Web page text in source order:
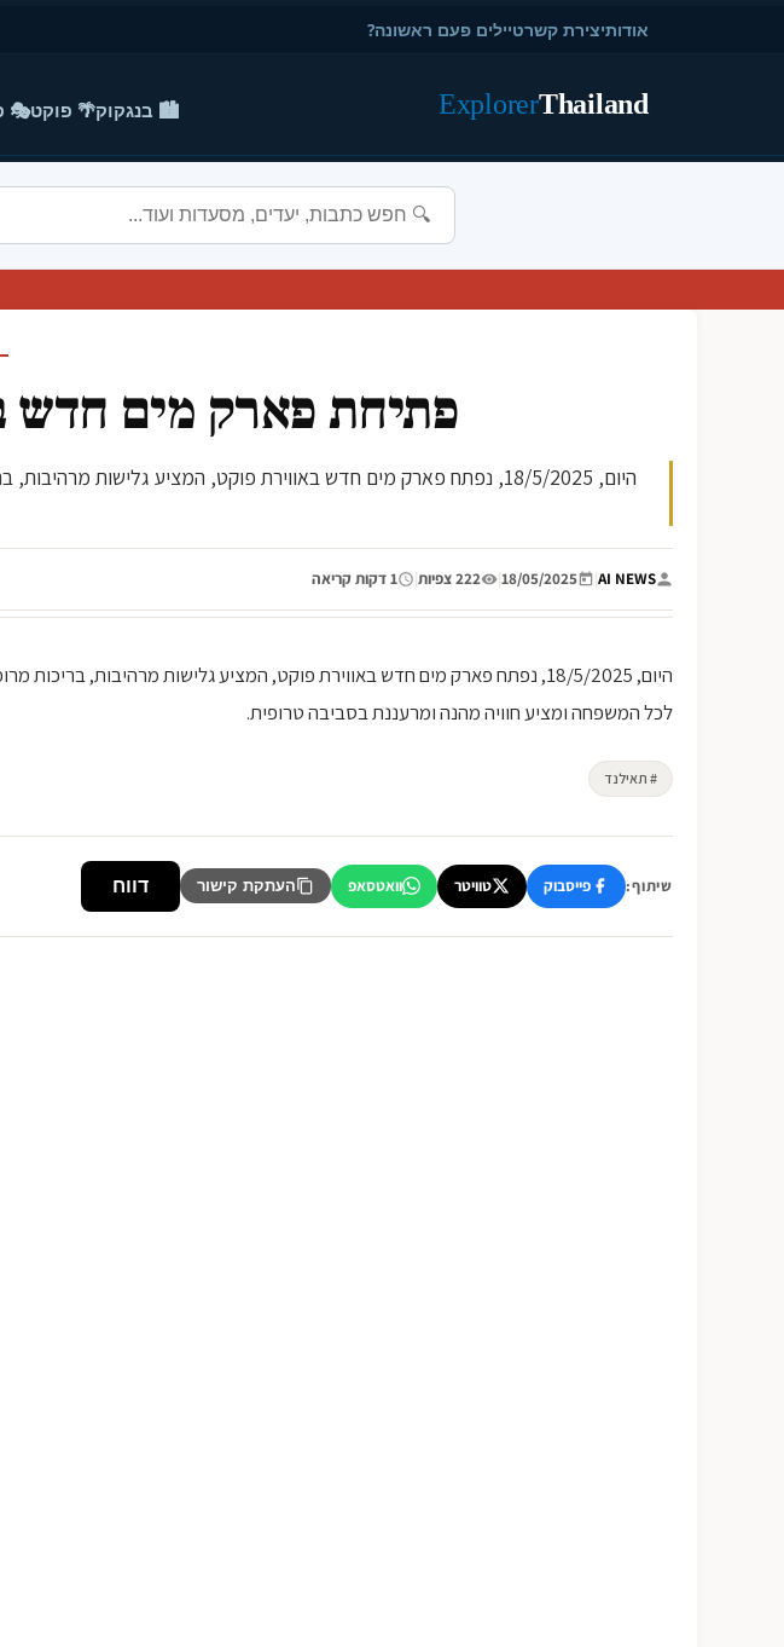
אודותיצירת קשרטיילים פעם ראשונה?
Thailand
Explorer 🏙️ בנגקוק🌴 פוקט🎭
פתיחת פארק מים חדש
היום, 18/5/2025, נפתח פארק מים חדש באווירת פוקט, המציע גלישות
AI NEWS
|
18/05/2025
| 222 צפיות | 1 דקות קריאה
היום, 18/5/2025, נפתח פארק מים חדש באווירת פוקט, המציע גלישות מרהיבות,
לכל המשפחה ומציע חוויה מהנה ומרעננת בסביבה טרופית.
# תאילנד
שיתוף: פייסבוק טוויטר וואטסאפ העתקת קישור דווח